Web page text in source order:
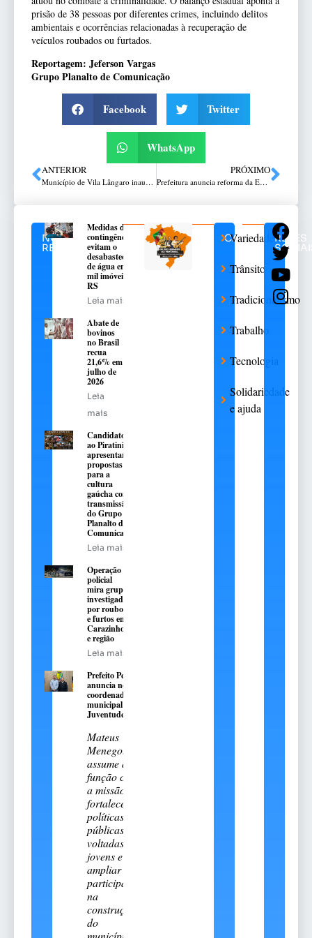
prisão de 38 pessoas por diferentes crimes, incluindo delitos
ambientais e ocorrências relacionadas à recuperação de
veículos roubados ou furtados.
Reportagem: Jeferson Vargas
Grupo Planalto de Comunicação
Facebook Twitter
WhatsApp
ANTERIOR
Município de Vila Lângaro inaugura prédio do CRAS
PRÓXIMO
Prefeitura anuncia reforma da ESF Valinhos
NOTÍCIAS
RELACIONADAS
Medidas de
contingência
evitam o
desabastecimento
de água em 376
mil imóveis no
RS
Leia mais
Abate de
bovinos
no Brasil
recua
21,6% em
julho de
2026
Leia
mais
Candidatos
ao Piratini
apresentarão
propostas
para a
cultura
gaúcha com
transmissão
do Grupo
Planalto de
Comunicação
Leia mais
Operação
policial
mira grupo
investigado
por roubos
e furtos em
Carazinho
e região
Leia mais
Prefeito Pedro
anuncia novo
coordenador
municipal da
Juventude
Mateus
Menegotto
assume a
função com
a missão de
fortalecer
políticas
públicas
voltadas aos
jovens e
ampliar sua
participação
na
construção
do
CATEGORIAS
Variedades
Trânsito
Tradicionalismo
Trabalho
Tecnologia
Solidariedade
e ajuda
REDES